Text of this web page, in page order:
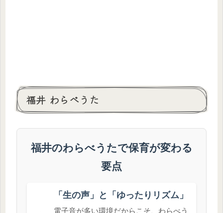
福井 わらべうた
福井のわらべうたで保育が変わる
要点
「生の声」と「ゆったりリズム」
電子音が多い環境だからこそ、わらべう